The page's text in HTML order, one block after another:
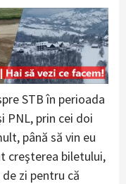
STB în perioada
PNL, prin cei doi
până să vin eu
creşterea biletului,
zi pentru că